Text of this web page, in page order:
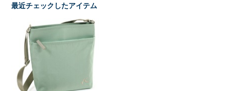
最近チェックしたアイテム